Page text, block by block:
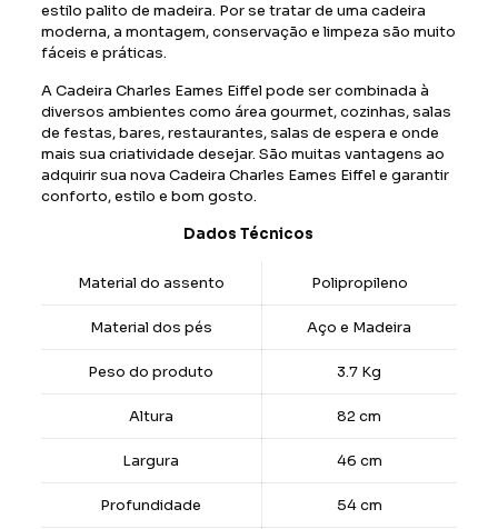
estilo palito de madeira. Por se tratar de uma cadeira
moderna, a montagem, conservação e limpeza são muito
fáceis e práticas.
A Cadeira Charles Eames Eiffel pode ser combinada à
diversos ambientes como área gourmet, cozinhas, salas
de festas, bares, restaurantes, salas de espera e onde
mais sua criatividade desejar. São muitas vantagens ao
adquirir sua nova Cadeira Charles Eames Eiffel e garantir
conforto, estilo e bom gosto.
Dados Técnicos
Material do assento Polipropileno
Material dos pés Aço e Madeira
Peso do produto 3.7 Kg
Altura 82 cm
Largura 46 cm
Profundidade 54 cm